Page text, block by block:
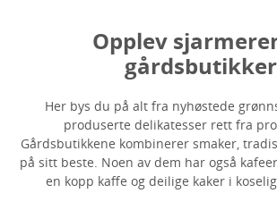
Opplev
gårdsbutikker
Her bys du på alt fra nyhøstede
produserte delikatesser rett fra
Gårdsbutikkene kombinerer smaker,
på sitt beste. Noen av dem har også
en kopp kaffe og deilige kaker i